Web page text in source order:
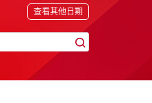
查看其他日期